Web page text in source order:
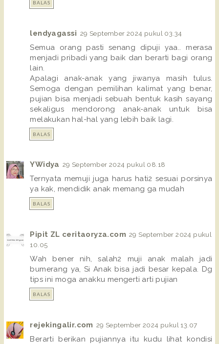
BALAS
lendyagassi 29 September 2024 pukul 03.34
Semua orang pasti senang dipuji yaa.. merasa
menjadi pribadi yang baik dan berarti bagi orang
lain.
Apalagi anak-anak yang jiwanya masih tulus.
Semoga dengan pemilihan kalimat yang benar,
pujian bisa menjadi sebuah bentuk kasih sayang
sekaligus mendorong anak-anak untuk bisa
melakukan hal-hal yang lebih baik lagi.
BALAS
YWidya 29 September 2024 pukul 08.18
Ternyata memuji juga harus hati2 sesuai porsinya
ya kak, mendidik anak memang ga mudah
BALAS
Pipit ZL ceritaoryza.com 29 September 2024 pukul
10.05
Wah bener nih, salah2 muji anak malah jadi
bumerang ya, Si Anak bisa jadi besar kepala. Dg
tips ini moga anakku mengerti arti pujian
BALAS
rejekingalir.com 29 September 2024 pukul 13.07
Berarti berikan pujiannya itu kudu lihat kondisi